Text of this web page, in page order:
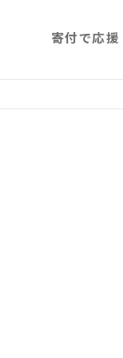
寄付で応援